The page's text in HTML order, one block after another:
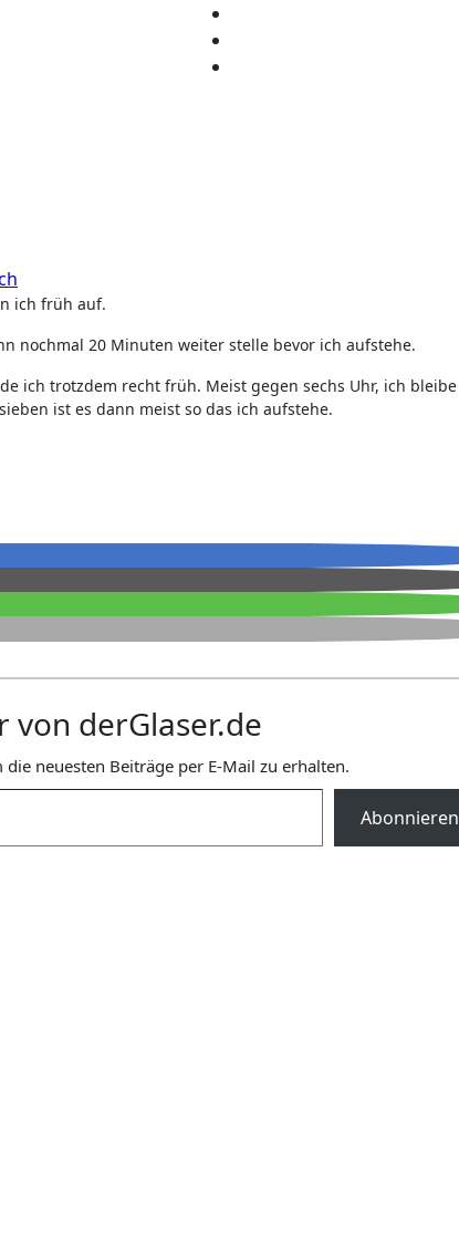
ich früh auf.
nochmal 20 Minuten weiter stelle bevor ich aufstehe.
ich trotzdem recht früh. Meist gegen sechs Uhr, ich bleibe
ist es dann meist so das ich aufstehe.
von derGlaser.de
die neuesten Beiträge per E-Mail zu erhalten.
Abonnieren